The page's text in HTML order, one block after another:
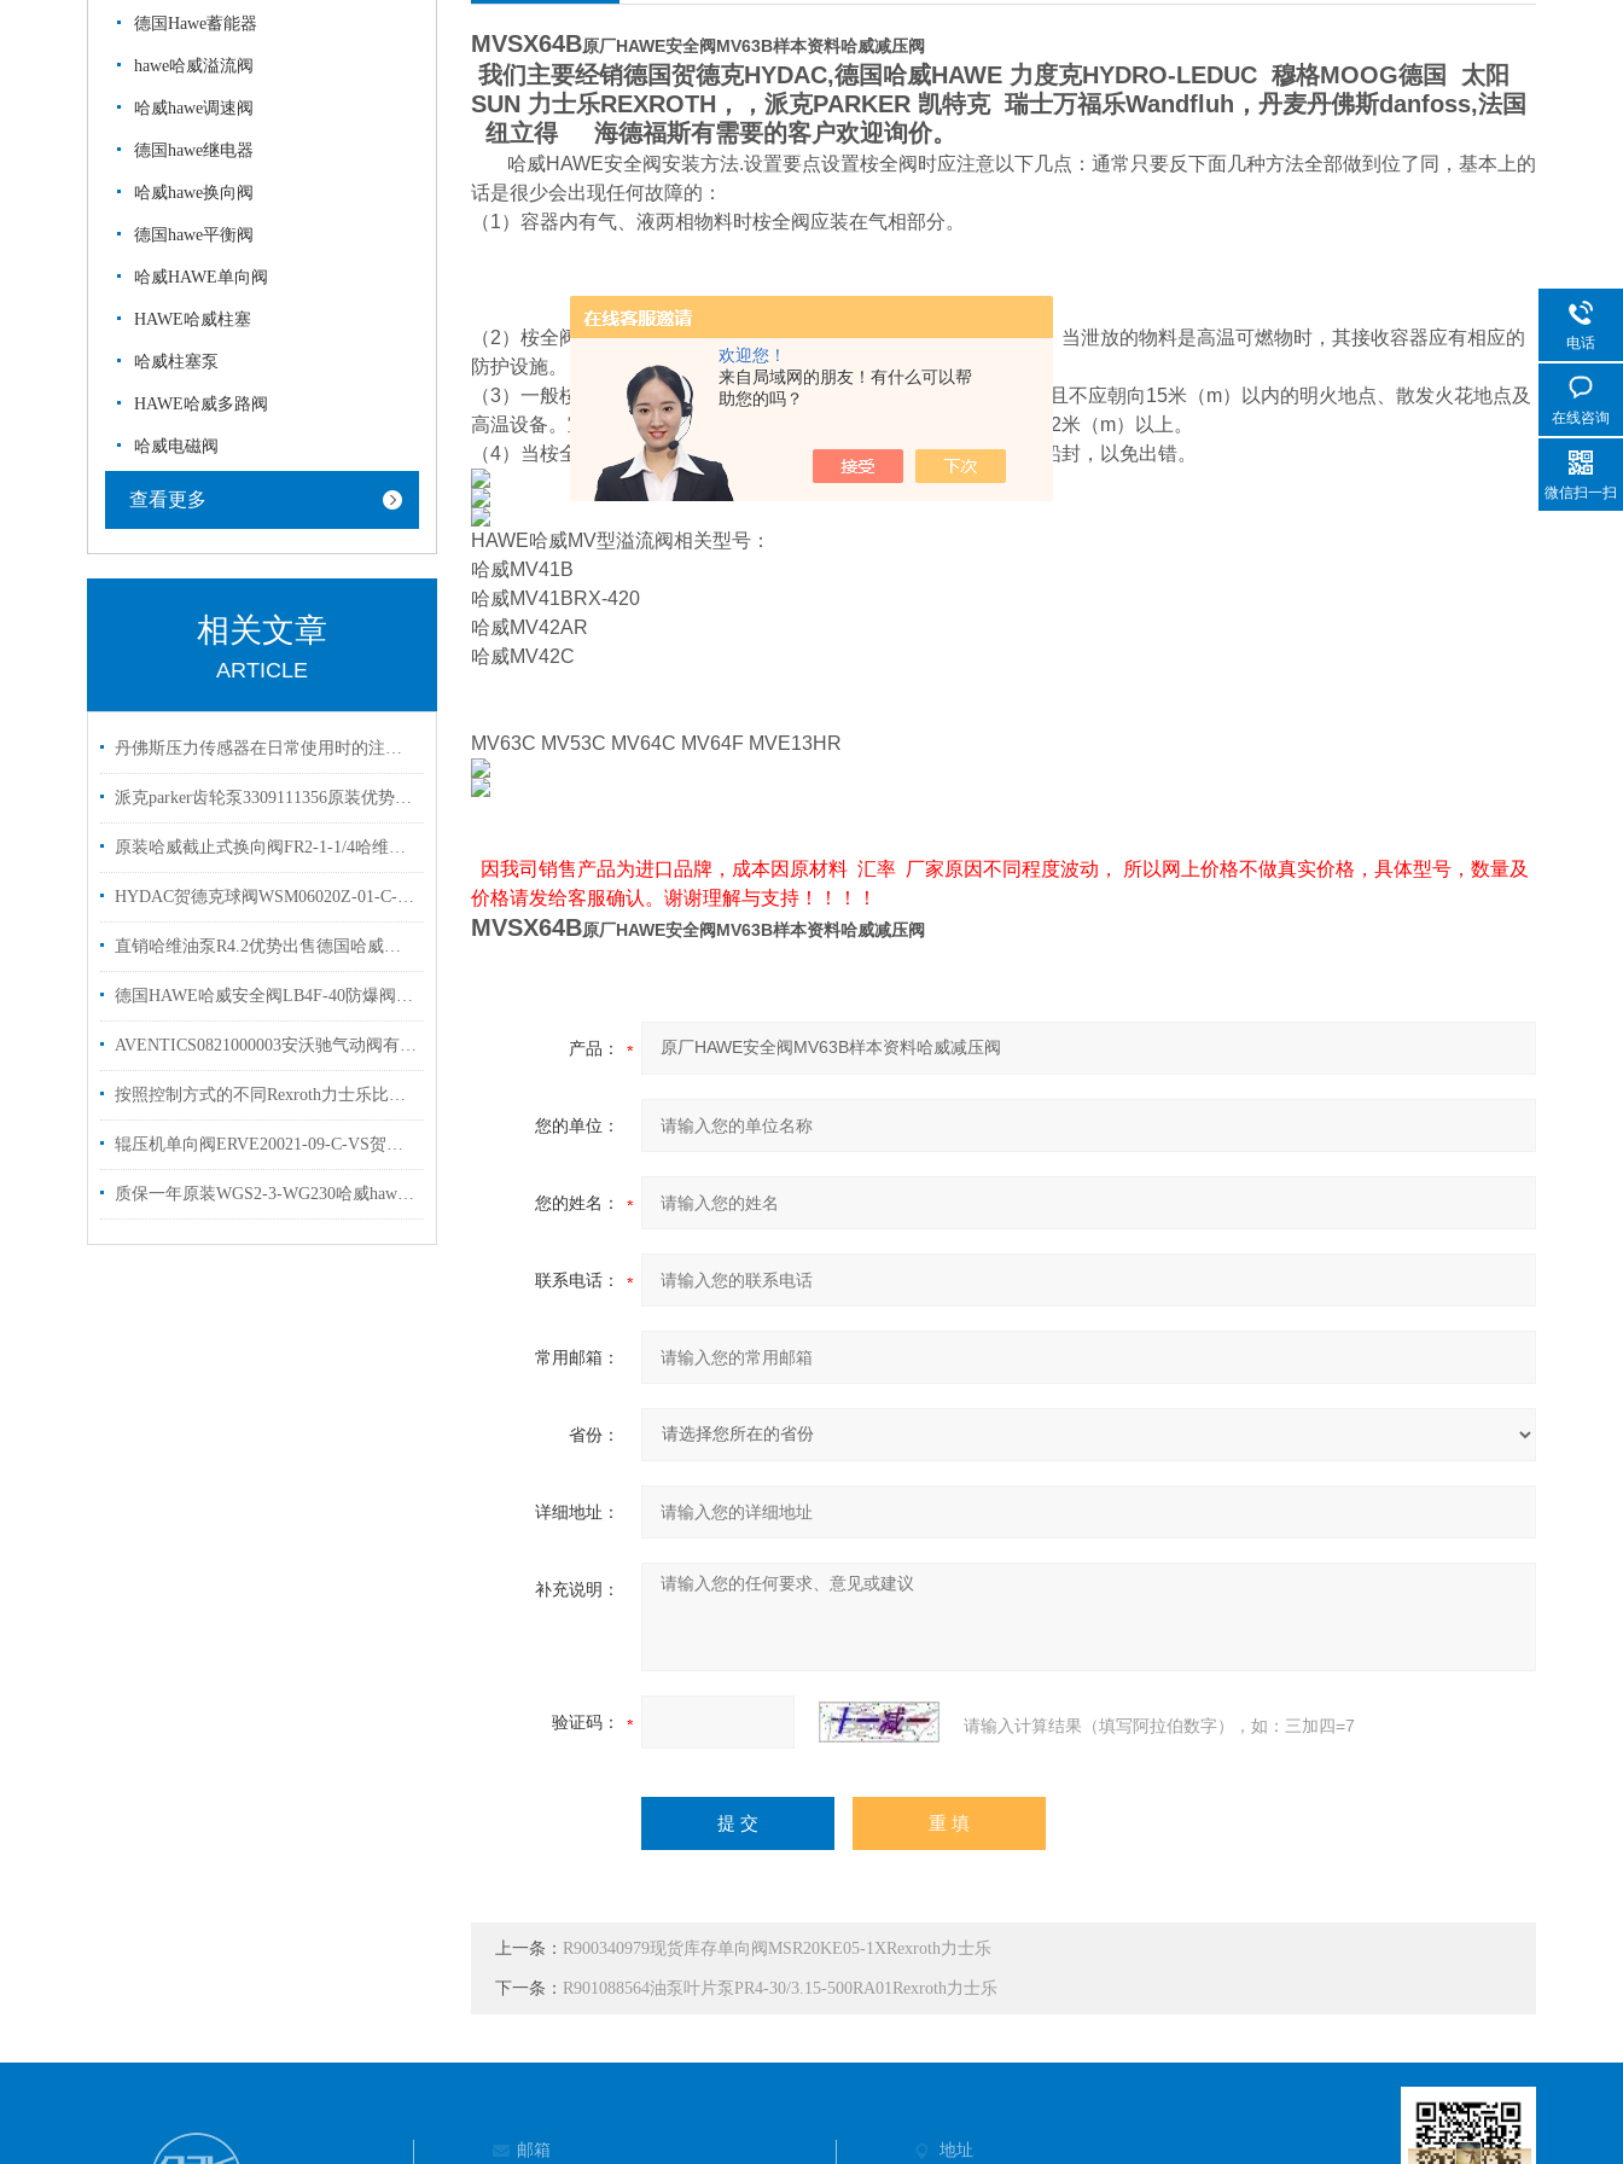
欢迎您！
来自局域网的朋友！有什么可以帮
助您的吗？
德国Hawe蓄能器
hawe哈威溢流阀
哈威hawe调速阀
德国hawe继电器
哈威hawe换向阀
德国hawe平衡阀
哈威HAWE单向阀
HAWE哈威柱塞
哈威柱塞泵
HAWE哈威多路阀
哈威电磁阀
查看更多
相关文章
ARTICLE
丹佛斯压力传感器在日常使用时的注意事项如下
派克parker齿轮泵3309111356原装优势出售PGP503A
原装哈威截止式换向阀FR2-1-1/4哈维换向阀现货
HYDAC贺德克球阀WSM06020Z-01-C-N-24DG现货原装
直销哈维油泵R4.2优势出售德国哈威柱塞泵
德国HAWE哈威安全阀LB4F-40防爆阀优势供应
AVENTICS0821000003安沃驰气动阀有库存选购指南
按照控制方式的不同Rexroth力士乐比例阀可以分为3大类别
辊压机单向阀ERVE20021-09-C-VS贺德克原装库存
质保一年原装WGS2-3-WG230哈威hawe换向阀
MVSX64B原厂HAWE安全阀MV63B样本资料哈威减压阀
我们主要经销德国贺德克HYDAC,德国哈威HAWE 力度克HYDRO-LEDUC 穆格MOOG德国 太阳
SUN 力士乐REXROTH，，派克PARKER 凯特克 瑞士万福乐Wandfluh，丹麦丹佛斯danfoss,法国
纽立得 海德福斯有需要的客户欢迎询价。
哈威HAWE安全阀安装方法.设置要点设置桉全阀时应注意以下几点：通常只要反下面几种方法全部做到位了同，基本上的
话是很少会出现任何故障的：
（1）容器内有气、液两相物料时桉全阀应装在气相部分。
（2）桉全阀用于泄放可燃液体时，桉全阀的出口应与事故贮罐相连。当泄放的物料是高温可燃物时，其接收容器应有相应的
防护设施。
（3）一般桉全阀可就地放空，放空口应高出操作人员1米（m）以上且不应朝向15米（m）以内的明火地点、散发火花地点及
高温设备。室内设备、容器的桉全阀放空口应引出房顶，并高出房顶2米（m）以上。
（4）当桉全阀入口有隔断阀时，隔断阀应处于常开状态，并要加以铅封，以免出错。
HAWE哈威MV型溢流阀相关型号：
哈威MV41B
哈威MV41BRX-420
哈威MV42AR
哈威MV42C
MV63C MV53C MV64C MV64F MVE13HR
因我司销售产品为进口品牌，成本因原材料 汇率 厂家原因不同程度波动， 所以网上价格不做真实价格，具体型号，数量及
价格请发给客服确认。谢谢理解与支持！！！！
MVSX64B原厂HAWE安全阀MV63B样本资料哈威减压阀
产品：
您的单位：
您的姓名：
联系电话：
常用邮箱：
省份：
详细地址：
补充说明：
验证码： 请输入计算结果（填写阿拉伯数字），如：三加四=7
上一条： R900340979现货库存单向阀MSR20KE05-1XRexroth力士乐
下一条： R901088564油泵叶片泵PR4-30/3.15-500RA01Rexroth力士乐
邮箱 地址
电话
在线咨询
微信扫一扫